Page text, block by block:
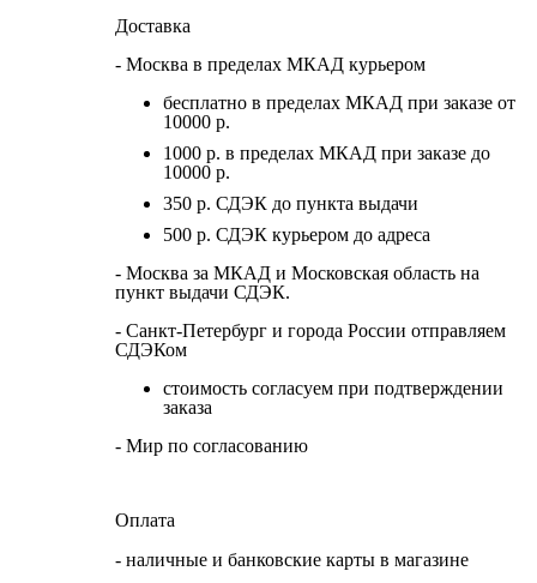
Доставка
- Москва в пределах МКАД курьером
бесплатно в пределах МКАД при заказе от
10000 р.
1000 р. в пределах МКАД при заказе до
10000 р.
350 р. СДЭК до пункта выдачи
500 р. СДЭК курьером до адреса
- Москва за МКАД и Московская область на
пункт выдачи СДЭК.
- Санкт-Петербург и города России отправляем
СДЭКом
стоимость согласуем при подтверждении
заказа
- Мир по согласованию
Оплата
- наличные и банковские карты в магазине